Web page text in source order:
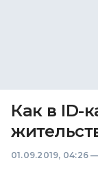
Как в ID-
01.09.2019, 04:26 —